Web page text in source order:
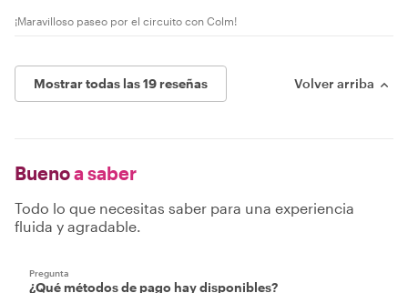
¡Maravilloso paseo por el circuito con Colm!
Mostrar todas las 19 reseñas Volver arriba
Buenoa saber
Todo lo que necesitas saber para una experiencia
fluida y agradable.
Pregunta
¿Qué métodos de pago hay disponibles?